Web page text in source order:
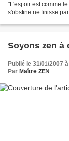
"L'espoir est comme
s'obstine ne finisse
Soyons zen à
Publié le 31/01/2007
Par Maître ZEN